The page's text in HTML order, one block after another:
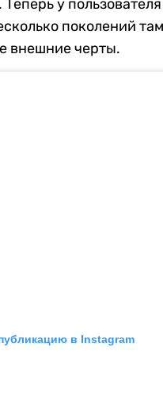
у
поколений
внешние черты.
в Instagram